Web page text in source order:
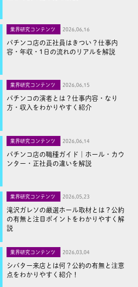
業界研究コンテンツ 2026,06,16
パチンコ店の正社員はきつい？仕事内
容・年収・1日の流れのリアルを解説
業界研究コンテンツ 2026,06,15
パチンコの演者とは？仕事内容・なり
方・収入をわかりやすく紹介
業界研究コンテンツ 2026,06,14
パチンコ店の職種ガイド｜ホール・カウ
ンター・正社員の違いを解説
業界研究コンテンツ 2026,05,23
滝沢ガレソの厳選ホール取材とは？公約
の有無と注目ポイントをわかりやすく解
説
業界研究コンテンツ 2026,03,04
シバター来店とは何？公約の有無と注意
点をわかりやすく紹介！